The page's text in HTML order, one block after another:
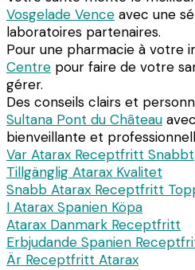
Vosgelade Vence avec une
laboratoires partenaires.
Pour une pharmacie à votre
Centre pour faire de votre
gérer.
Des conseils clairs et
Sultana Pont du Château
bienveillante et
Var Atarax Receptfritt Snabbt
Tillgänglig Atarax Kvalitet
Snabb Atarax Receptfritt
I Atarax Spanien Köpa
Atarax Danmark Receptfritt
Erbjudande Spanien
Är Receptfritt Atarax